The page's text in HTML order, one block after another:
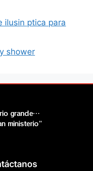
ilusin ptica para
shower
grande…
ministerio”